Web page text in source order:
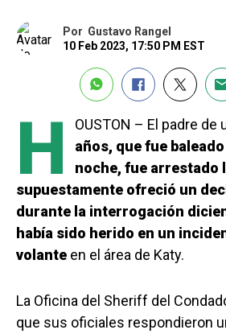
Por Gustavo Rangel
10 Feb 2023, 17:50 PM EST
H OUSTON – El padre de
años, que fue
noche, fue arrestado
supuestamente ofreció un
durante la interrogación
había sido herido en un
volante en el área de Katy.
La Oficina del Sheriff del
que sus oficiales respondieron